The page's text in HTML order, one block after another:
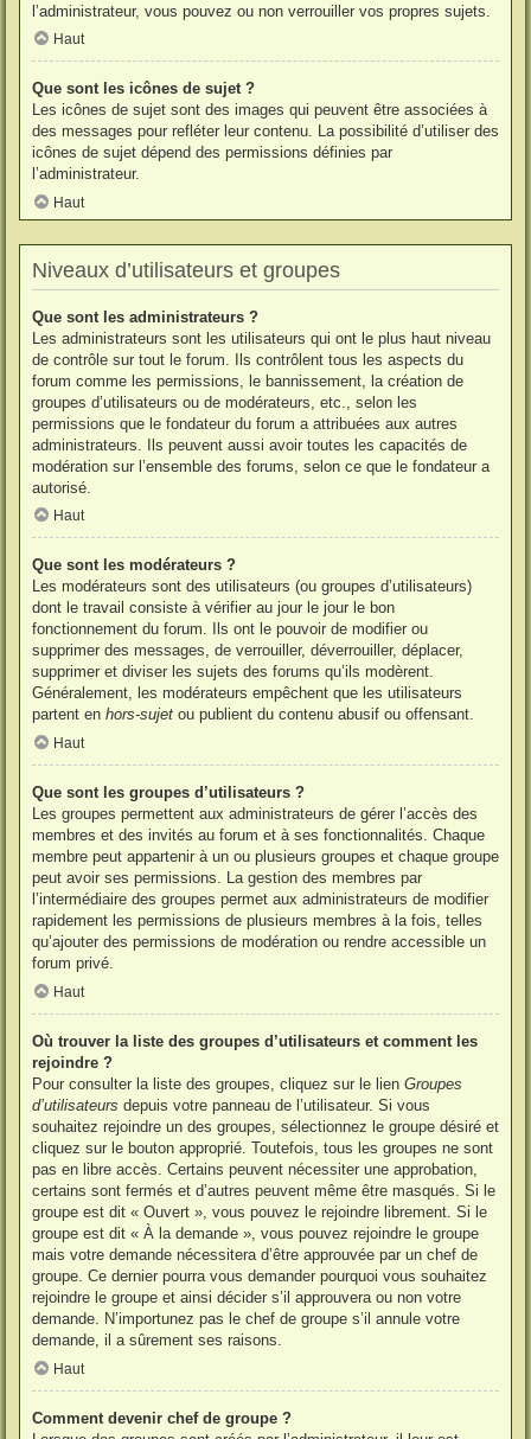
l’administrateur, vous pouvez ou non verrouiller vos propres sujets.
Haut
Que sont les icônes de sujet ?
Les icônes de sujet sont des images qui peuvent être associées à
des messages pour refléter leur contenu. La possibilité d’utiliser des
icônes de sujet dépend des permissions définies par
l’administrateur.
Haut
Niveaux d’utilisateurs et groupes
Que sont les administrateurs ?
Les administrateurs sont les utilisateurs qui ont le plus haut niveau
de contrôle sur tout le forum. Ils contrôlent tous les aspects du
forum comme les permissions, le bannissement, la création de
groupes d’utilisateurs ou de modérateurs, etc., selon les
permissions que le fondateur du forum a attribuées aux autres
administrateurs. Ils peuvent aussi avoir toutes les capacités de
modération sur l’ensemble des forums, selon ce que le fondateur a
autorisé.
Haut
Que sont les modérateurs ?
Les modérateurs sont des utilisateurs (ou groupes d’utilisateurs)
dont le travail consiste à vérifier au jour le jour le bon
fonctionnement du forum. Ils ont le pouvoir de modifier ou
supprimer des messages, de verrouiller, déverrouiller, déplacer,
supprimer et diviser les sujets des forums qu’ils modèrent.
Généralement, les modérateurs empêchent que les utilisateurs
partent en hors-sujet ou publient du contenu abusif ou offensant.
Haut
Que sont les groupes d’utilisateurs ?
Les groupes permettent aux administrateurs de gérer l’accès des
membres et des invités au forum et à ses fonctionnalités. Chaque
membre peut appartenir à un ou plusieurs groupes et chaque groupe
peut avoir ses permissions. La gestion des membres par
l’intermédiaire des groupes permet aux administrateurs de modifier
rapidement les permissions de plusieurs membres à la fois, telles
qu’ajouter des permissions de modération ou rendre accessible un
forum privé.
Haut
Où trouver la liste des groupes d’utilisateurs et comment les
rejoindre ?
Pour consulter la liste des groupes, cliquez sur le lien Groupes
d’utilisateurs depuis votre panneau de l’utilisateur. Si vous
souhaitez rejoindre un des groupes, sélectionnez le groupe désiré et
cliquez sur le bouton approprié. Toutefois, tous les groupes ne sont
pas en libre accès. Certains peuvent nécessiter une approbation,
certains sont fermés et d’autres peuvent même être masqués. Si le
groupe est dit « Ouvert », vous pouvez le rejoindre librement. Si le
groupe est dit « À la demande », vous pouvez rejoindre le groupe
mais votre demande nécessitera d’être approuvée par un chef de
groupe. Ce dernier pourra vous demander pourquoi vous souhaitez
rejoindre le groupe et ainsi décider s’il approuvera ou non votre
demande. N’importunez pas le chef de groupe s’il annule votre
demande, il a sûrement ses raisons.
Haut
Comment devenir chef de groupe ?